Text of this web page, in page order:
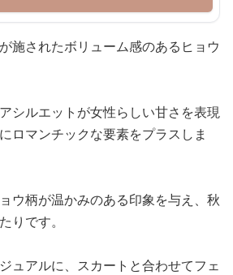
施されたボリューム感のあるヒョウ
シルエットが女性らしい甘さを表現
ロマンチックな要素をプラスしま
ウ柄が温かみのある印象を与え、秋
りです。
ュアルに、スカートと合わせてフェ